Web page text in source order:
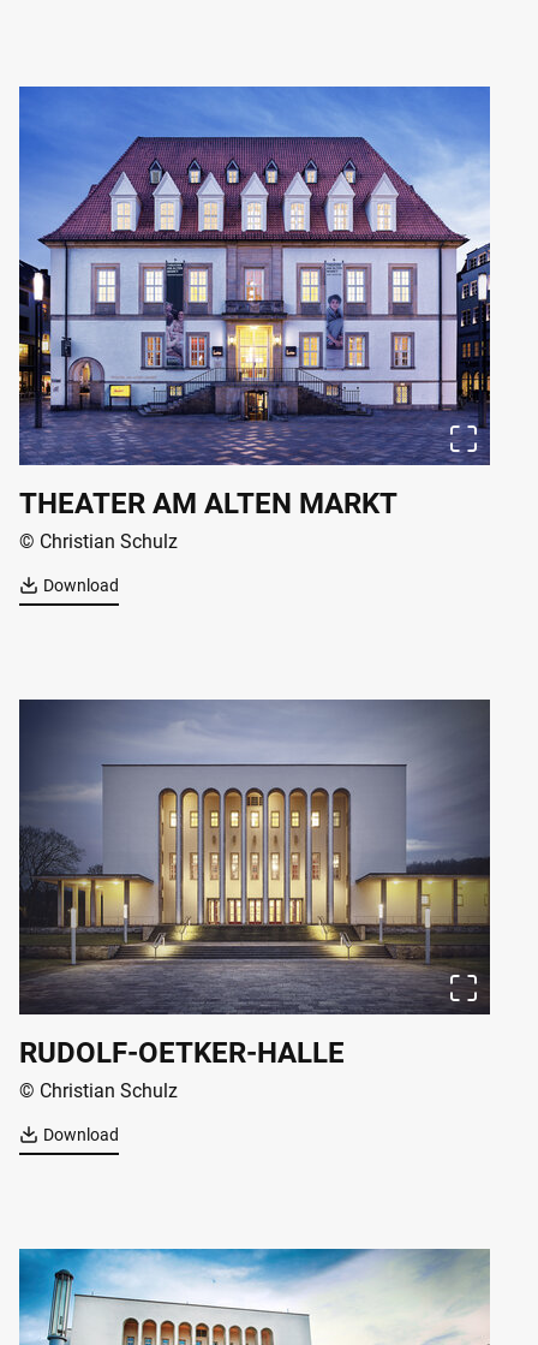
THEATER AM ALTEN MARKT
© Christian Schulz
Download
RUDOLF-OETKER-HALLE
© Christian Schulz
Download